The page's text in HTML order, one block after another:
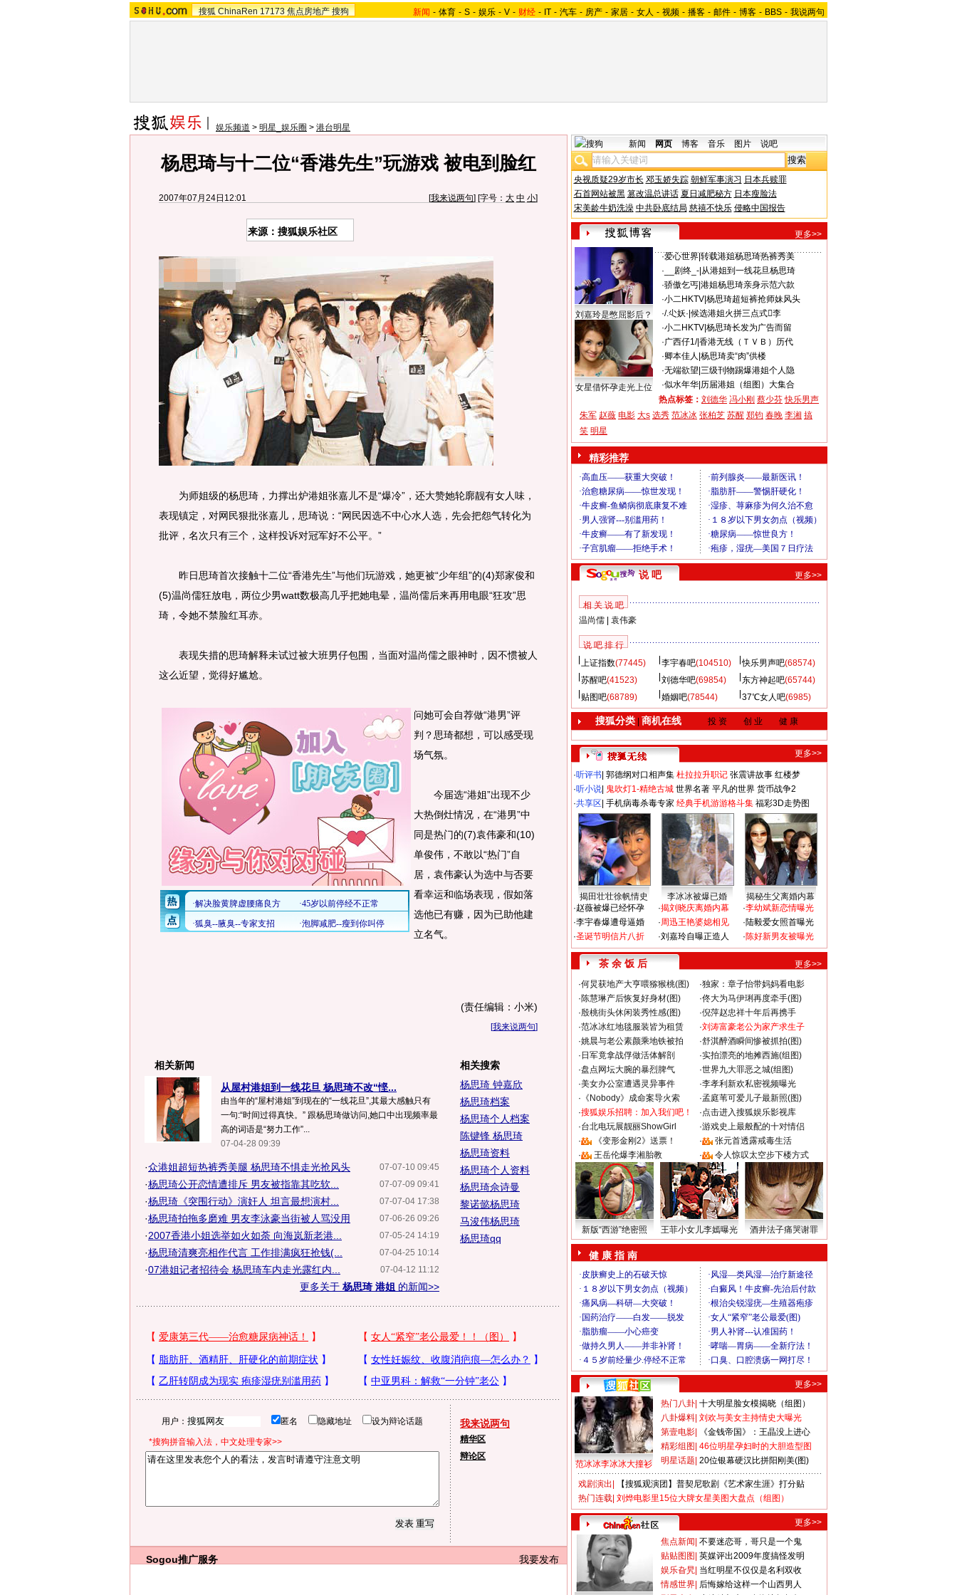
搜狐 ChinaRen 17173 焦点房地产 搜狗 新闻 - 体育 - S - 娱乐 - V - 财经 - IT - 汽车 - 房产 - 家居 - 女人 - 视频 - 播客 - 邮件 - 博客 - BBS - 我说两句
娱乐频道 > 明星_娱乐圈 > 港台明星
杨思琦与十二位“香港先生”玩游戏 被电到脸红
2007年07月24日12:01 [我来说两句] [字号： 大 中 小]
来源：搜狐娱乐社区
为师姐级的杨思琦，力撑出炉港姐张嘉儿不是“爆冷”，还大赞她轮廓靓有女人味，
表现镇定，对网民狠批张嘉儿，思琦说：“网民因选不中心水人选，先会把怨气转化为
批评，名次只有三个，这样投诉对冠军好不公平。”
昨日思琦首次接触十二位“香港先生”与他们玩游戏，她更被“少年组”的(4)郑家俊和
(5)温尚儒狂放电，两位少男watt数极高几乎把她电晕，温尚儒后来再用电眼“狂攻”思
琦，令她不禁脸红耳赤。
表现失措的思琦解释未试过被大班男仔包围，当面对温尚儒之眼神时，因不惯被人
这么近望，觉得好尴尬。
问她可会自荐做“港男”评
判？思琦都想，可以感受现
场气氛。
今届选“港姐”出现不少
大热倒灶情况，在“港男”中
同是热门的(7)袁伟豪和(10)
单俊伟，不敢以“热门”自
居，袁伟豪认为选中与否要
看幸运和临场表现，假如落
选他已有赚，因为已助他建
立名气。
(责任编辑：小米)
[我来说两句]
相关新闻
从屋村港姐到一线花旦 杨思琦不改“悭...
由当年的“屋村港姐”到现在的“一线花旦”,其最大感触只有
一句:“时间过得真快。” 跟杨思琦做访问,她口中出现频率最
高的词语是“努力工作”...
07-04-28 09:39
07-07-10 09:45
·众港姐超短热裤秀美腿 杨思琦不惧走光抢风头
07-07-09 09:41
·杨思琦公开恋情遭排斥 男友被指靠其吃软...
07-07-04 17:38
·杨思琦《突围行动》演奸人 坦言最想演村...
07-06-26 09:26
·杨思琦拍拖多磨难 男友李泳豪当街被人骂没用
07-05-24 14:19
·2007香港小姐选举如火如荼 向海岚新老港...
07-04-25 10:14
·杨思琦清爽亮相作代言 工作排满疯狂抢钱(...
07-04-12 11:12
·07港姐记者招待会 杨思琦车内走光露红内...
更多关于 杨思琦 港姐 的新闻>>
相关搜索
杨思琦 钟嘉欣
杨思琦档案
杨思琦个人档案
陈键锋 杨思琦
杨思琦资料
杨思琦个人资料
杨思琦佘诗曼
黎诺懿杨思琦
马浚伟杨思琦
杨思琦qq
用户： 匿名 隐藏地址 设为辩论话题
*搜狗拼音输入法，中文处理专家>>
我来说两句
精华区
辩论区
我要发布
Sogou推广服务
新闻 网页 博客 音乐 图片 说吧
央视质疑29岁市长 邓玉娇失踪 朝鲜军事演习 日本兵赎罪
石首网站被黑 篡改温总讲话 夏日减肥秘方 日本瘦脸法
宋美龄牛奶洗澡 中共卧底结局 慈禧不快乐 侵略中国报告
更多>>
刘嘉玲是憋屈影后？
女星借怀孕走光上位
·爱心世界| 转载港姐杨思琦热裤秀美
· __剧终_-| 从港姐到一线花旦杨思琦
·骄傲乞丐| 港姐杨思琦亲身示范六款
·小二HKTV| 杨思琦超短裤抢师妹风头
·/.尐妖· 候选港姐火拼三点式李
·小二HKTV| 杨思琦长发为广告而留
·广西仔1/|香港无线（ＴＶＢ）历代
·卿本佳人 杨思琦卖“肉”供楼
·无端欲望 三级刊物踢爆港姐个人隐
·似水年华| 历届港姐（组图）大集合
热点标签： 刘德华 冯小刚 蔡少芬 快乐男声
朱军 赵薇 电影 大s 选秀 范冰冰 张柏芝 苏醒 郑钧 春晚 李湘 搞
笑 明星
精彩推荐
说 吧 更多>>
相 关 说 吧
温尚儒| 袁伟豪
说 吧 排 行
上证指数(77445) 李宇春吧(104510) 快乐男声吧(68574)
苏醒吧(41523) 刘德华吧(69854) 东方神起吧(65744)
贴图吧(68789) 婚姻吧(78544) 37℃女人吧(6985)
搜狐分类| 商机在线 投 资 创 业 健 康
更多>>
·听评书 郭德纲对口相声集 杜拉拉升职记 张震讲故事 红楼梦
·听小说 鬼吹灯1-精绝古城 世界名著 平凡的世界 货币战争2
·共享区 手机病毒杀毒专家 经典手机游游格斗集 福彩3D走势图
揭田壮壮徐帆情史 李冰冰被爆已婚
揭秘生父离婚内幕
·赵薇被爆已经怀孕
·李宇春爆遭母逼婚
·圣诞节明信片八折
·揭刘晓庆离婚内幕
·周迅王艳婆媳相见
·刘嘉玲自曝正造人
·李幼斌新恋情曝光
·陆毅爱女照首曝光
·陈好新男友被曝光
茶 余 饭 后
更多>>
·何炅获地产大亨喂猕猴桃(图) ·独家：章子怡带妈妈看电影
·陈慧琳产后恢复好身材(图) ·佟大为马伊琍再度牵手(图)
·殷桃街头休闲装秀性感(图) ·倪萍赵忠祥十年后再携手
·范冰冰红地毯服装皆为租赁 ·刘涛富豪老公为家产求生子
·姚晨与老公素颜乘地铁被拍 ·舒淇醉酒瞬间惨被抓拍(图)
· 日军竟拿战俘做活体解剖 ·实拍漂亮的地摊西施(组图)
·盘点网坛大腕的暴烈脾气 ·世界九大罪恶之城(组图)
·美女办公室遭遇灵异事件 ·李孝利新欢私密视频曝光
· 《Nobody》成命案导火索 ·孟庭苇可爱儿子最新照(图)
·搜狐娱乐招聘：加入我们吧！ ·点击进入搜狐娱乐影视库
·台北电玩展靓丽ShowGirl ·游戏史上最般配的十对情侣
·
《变形金刚2》送票！ ·
张元首透露戒毒生活
·
王岳伦爆李湘胎教 · 令人惊叹太空步下楼方式
新版“西游”绝密照 王菲小女儿李嫣曝光 酒井法子痛哭谢罪
健 康 指 南
更多>>
范冰冰李冰冰大撞衫
热门八卦 十大明星脸女模揭晓（组图）
八卦爆料 刘欢与美女主持情史大曝光
第壹电影
《金钱帝国》：王晶没上进心
精彩组图 46位明星孕妇时的大胆造型图
明星话题 20位银幕硬汉比拼阳刚美(图)
戏剧演出
【搜狐观演团】普契尼歌剧《艺术家生涯》打分贴
热门连载 刘烨电影里15位大牌女星美图大盘点（组图）
更多>>
焦点新闻 不要迷恋哥，哥只是一个鬼
贴贴图图 英媒评出2009年度搞怪发明
娱乐旮旯 当红明星不仅仅是名利双收
情感世界 后悔嫁给这样一个山西男人